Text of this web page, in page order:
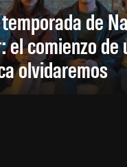
de
el comienzo de
olvidaremos